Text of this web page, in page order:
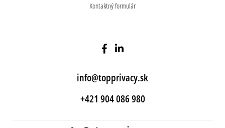
Kontaktný formulár
info@topprivacy.sk
+421 904 086 980